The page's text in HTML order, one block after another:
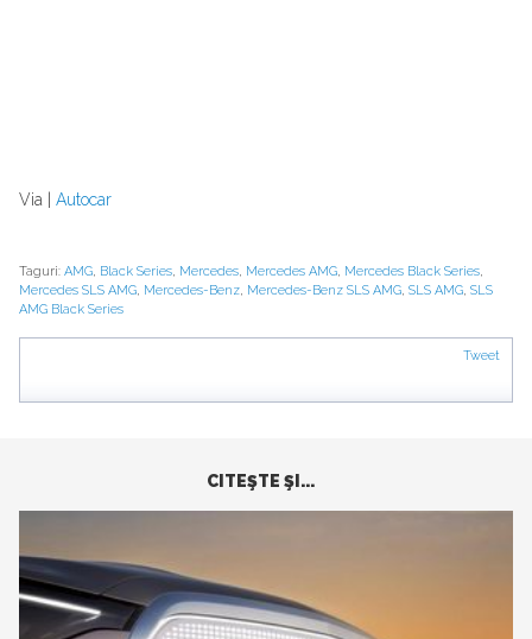
Via | Autocar
Taguri: AMG, Black Series, Mercedes, Mercedes AMG, Mercedes Black Series,
Mercedes SLS AMG, Mercedes-Benz, Mercedes-Benz SLS AMG, SLS AMG, SLS
AMG Black Series
Tweet
CITEŞTE ŞI...